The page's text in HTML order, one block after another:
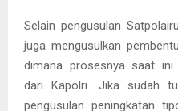
Selain pengusulan
juga mengusulkan
dimana prosesnya saat ini
dari Kapolri. Jika sudah
pengusulan peningkatan